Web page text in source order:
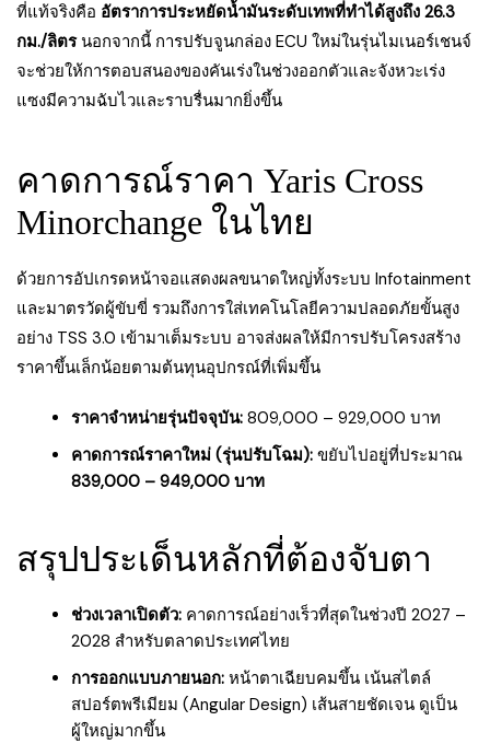
ที่แท้จริงคือ อัตราการประหยัดน้ำมันระดับเทพที่ทำได้สูงถึง 26.3
กม./ลิตรนอกจากนี้ การปรับจูนกล่อง ECU ใหม่ในรุ่นไมเนอร์เชนจ์
จะช่วยให้การตอบสนองของคันเร่งในช่วงออกตัวและจังหวะเร่ง
แซงมีความฉับไวและราบรื่นมากยิ่งขึ้น
คาดการณ์ราคา Yaris Cross
Minorchange ในไทย
ด้วยการอัปเกรดหน้าจอแสดงผลขนาดใหญ่ทั้งระบบ Infotainment
และมาตรวัดผู้ขับขี่ รวมถึงการใส่เทคโนโลยีความปลอดภัยขั้นสูง
อย่าง TSS 3.0 เข้ามาเต็มระบบ อาจส่งผลให้มีการปรับโครงสร้าง
ราคาขึ้นเล็กน้อยตามต้นทุนอุปกรณ์ที่เพิ่มขึ้น
ราคาจำหน่ายรุ่นปัจจุบัน: 809,000 – 929,000 บาท
คาดการณ์ราคาใหม่ (รุ่นปรับโฉม): ขยับไปอยู่ที่ประมาณ
839,000 – 949,000 บาท
สรุปประเด็นหลักที่ต้องจับตา
ช่วงเวลาเปิดตัว: คาดการณ์อย่างเร็วที่สุดในช่วงปี 2027 –
2028 สำหรับตลาดประเทศไทย
การออกแบบภายนอก: หน้าตาเฉียบคมขึ้น เน้นสไตล์
สปอร์ตพรีเมียม (Angular Design) เส้นสายชัดเจน ดูเป็น
ผู้ใหญ่มากขึ้น